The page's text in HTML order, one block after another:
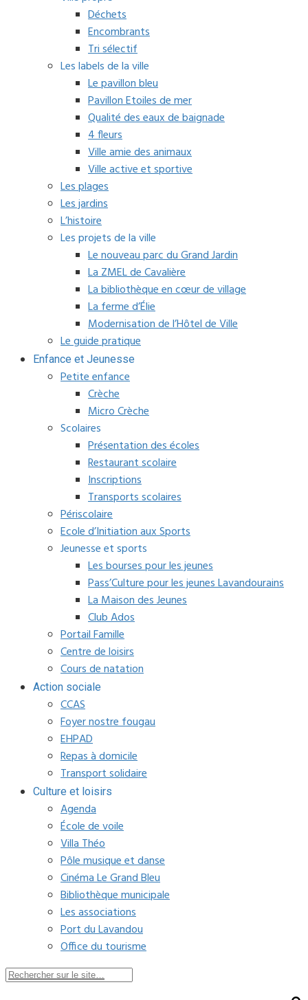
Déchets
Encombrants
Tri sélectif
Les labels de la ville
Le pavillon bleu
Pavillon Etoiles de mer
Qualité des eaux de baignade
4 fleurs
Ville amie des animaux
Ville active et sportive
Les plages
Les jardins
L’histoire
Les projets de la ville
Le nouveau parc du Grand Jardin
La ZMEL de Cavalière
La bibliothèque en cœur de village
La ferme d’Élie
Modernisation de l’Hôtel de Ville
Le guide pratique
Enfance et Jeunesse
Petite enfance
Crèche
Micro Crèche
Scolaires
Présentation des écoles
Restaurant scolaire
Inscriptions
Transports scolaires
Périscolaire
Ecole d’Initiation aux Sports
Jeunesse et sports
Les bourses pour les jeunes
Pass’Culture pour les jeunes Lavandourains
La Maison des Jeunes
Club Ados
Portail Famille
Centre de loisirs
Cours de natation
Action sociale
CCAS
Foyer nostre fougau
EHPAD
Repas à domicile
Transport solidaire
Culture et loisirs
Agenda
École de voile
Villa Théo
Pôle musique et danse
Cinéma Le Grand Bleu
Bibliothèque municipale
Les associations
Port du Lavandou
Office du tourisme